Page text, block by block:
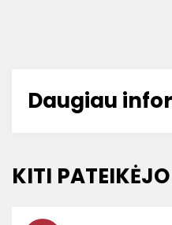
Daugiau
KITI